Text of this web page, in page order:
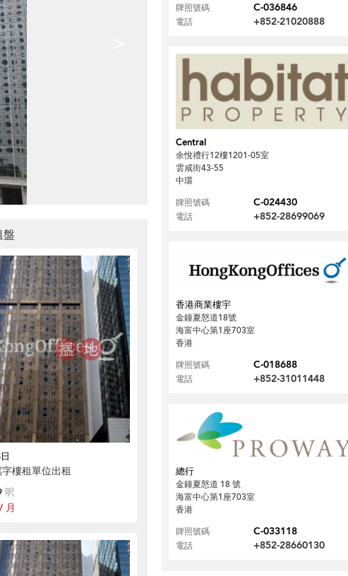
盤
樓租單位出租
呎
月
牌照號碼
C-036846
電話 +852-21020888
Central
余悅禮行12樓1201-05室
雲咸街43-55
中環
牌照號碼
C-024430
電話 +852-28699069
香港商業樓宇
金鐘夏慤道18號
海富中心第1座703室
香港
牌照號碼
C-018688
電話 +852-31011448
總行
金鐘夏慤道 18 號
海富中心第1座703室
香港
牌照號碼
C-033118
電話 +852-28660130